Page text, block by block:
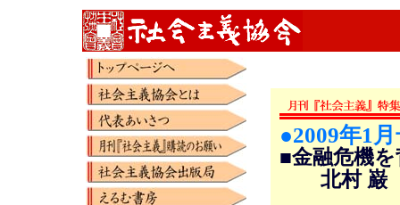
●2009年1
■金融危機
北村 巌